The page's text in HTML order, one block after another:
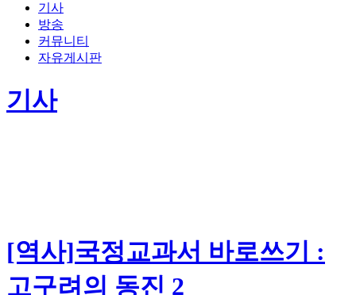
기사
방송
커뮤니티
자유게시판
기사
[역사]국정교과서 바로쓰기 :
고구려의 동진 2